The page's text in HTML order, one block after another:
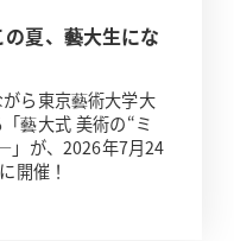
夏、藝大生にな
ら東京藝術大学大
藝大式 美術の“ミ
」が、2026年7月24
開催！